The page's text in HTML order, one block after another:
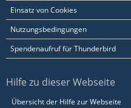
Einsatz von Cookies
Nutzungsbedingungen
Spendenaufruf für Thunderbird
Hilfe zu dieser Webseite
Übersicht der Hilfe zur Webseite